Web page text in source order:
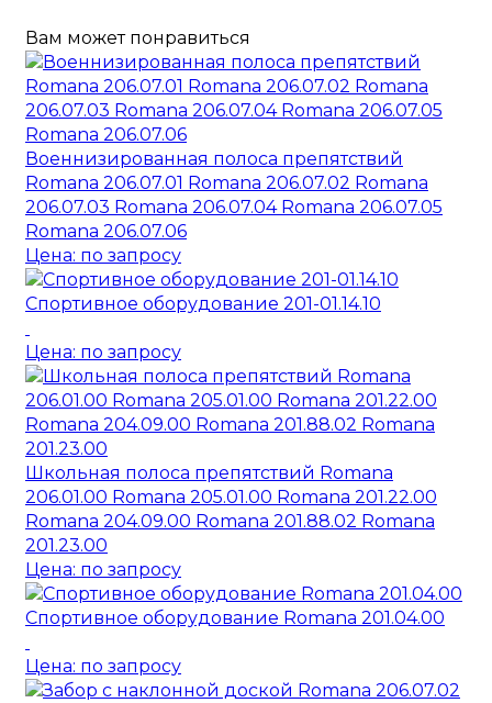
Вам может понравиться
Военнизированная полоса препятствий
Romana 206.07.01 Romana 206.07.02 Romana
206.07.03 Romana 206.07.04 Romana 206.07.05
Romana 206.07.06
Цена: по запросу
Спортивное оборудование 201-01.14.10
Цена: по запросу
Школьная полоса препятствий Romana
206.01.00 Romana 205.01.00 Romana 201.22.00
Romana 204.09.00 Romana 201.88.02 Romana
201.23.00
Цена: по запросу
Спортивное оборудование Romana 201.04.00
Цена: по запросу